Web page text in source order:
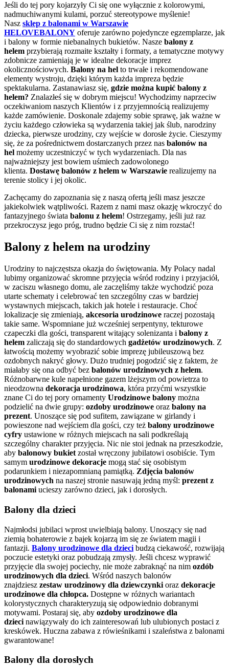
Jeśli do tej pory kojarzyły Ci się one wyłącznie z kolorowymi,
nadmuchiwanymi kulami, porzuć stereotypowe myślenie!
Nasz sklep z balonami w Warszawie
HELOVEBALONY oferuje zarówno pojedyncze egzemplarze, jak
i balony w formie niebanalnych bukietów. Nasze balony z
helem przybierają rozmaite kształty i formaty, a tematyczne motywy
zdobnicze zamieniają je w idealne dekoracje imprez
okolicznościowych. Balony na hel to trwałe i rekomendowane
elementy wystroju, dzięki którym każda impreza będzie
spektakularna. Zastanawiasz się, gdzie można kupić balony z
helem? Znalazłeś się w dobrym miejscu! Wychodzimy naprzeciw
oczekiwaniom naszych Klientów i z przyjemnością realizujemy
każde zamówienie. Doskonale zdajemy sobie sprawę, jak ważne w
życiu każdego człowieka są wydarzenia takiej jak ślub, narodziny
dziecka, pierwsze urodziny, czy wejście w dorosłe życie. Cieszymy
się, że za pośrednictwem dostarczanych przez nas balonów na
hel możemy uczestniczyć w tych wydarzeniach. Dla nas
najważniejszy jest bowiem uśmiech zadowolonego
klienta. Dostawę balonów z helem w Warszawie realizujemy na
terenie stolicy i jej okolic.
Zachęcamy do zapoznania się z naszą ofertą jeśli masz jeszcze
jakiekolwiek wątpliwości. Razem z nami masz okazję wkroczyć do
fantazyjnego świata balonu z helem! Ostrzegamy, jeśli już raz
przekroczysz jego próg, trudno będzie Ci się z nim rozstać!
Balony z helem na urodziny
Urodziny to najczęstsza okazja do świętowania. My Polacy nadal
lubimy organizować skromne przyjęcia wśród rodziny i przyjaciół,
w zaciszu własnego domu, ale zaczęliśmy także wychodzić poza
utarte schematy i celebrować ten szczególny czas w bardziej
wystawnych miejscach, takich jak hotele i restauracje. Choć
lokalizacje się zmieniają, akcesoria urodzinowe raczej pozostają
takie same. Wspomniane już wcześniej serpentyny, tekturowe
czapeczki dla gości, transparent witający solenizanta i balony z
helem zaliczają się do standardowych gadżetów urodzinowych. Z
łatwością możemy wyobrazić sobie imprezę jubileuszową bez
ozdobnych nakryć głowy. Dużo trudniej pogodzić się z faktem, że
miałaby się ona odbyć bez balonów urodzinowych z helem.
Różnobarwne kule napełnione gazem lżejszym od powietrza to
nieodzowna dekoracja urodzinowa, która przyćmi wszystkie
znane Ci do tej pory ornamenty Urodzinowe balony można
podzielić na dwie grupy: ozdoby urodzinowe oraz balony na
prezent. Unoszące się pod sufitem, zawiązane w girlandy i
powieszone nad wejściem dla gości, czy też balony urodzinowe
cyfry ustawione w różnych miejscach na sali podkreślają
szczególny charakter przyjęcia. Nic nie stoi jednak na przeszkodzie,
aby balonowy bukiet został wręczony jubilatowi osobiście. Tym
samym urodzinowe dekoracje mogą stać się osobistym
podarunkiem i niezapomnianą pamiątką. Zdjęcia balonów
urodzinowych na naszej stronie nasuwają jedną myśl: prezent z
balonami ucieszy zarówno dzieci, jak i dorosłych.
Balony dla dzieci
Najmłodsi jubilaci wprost uwielbiają balony. Unoszący się nad
ziemią bohaterowie z bajek kojarzą im się ze światem magii i
fantazji. Balony urodzinowe dla dzieci budzą ciekawość, rozwijają
poczucie estetyki oraz pobudzają zmysły. Jeśli chcesz wyprawić
przyjęcie dla swojej pociechy, nie może zabraknąć na nim ozdób
urodzinowych dla dzieci. Wśród naszych balonów
znajdziesz zestaw urodzinowy dla dziewczynki oraz dekoracje
urodzinowe dla chłopca. Dostępne w różnych wariantach
kolorystycznych charakteryzują się odpowiednio dobranymi
motywami. Postaraj się, aby ozdoby urodzinowe dla
dzieci nawiązywały do ich zainteresowań lub ulubionych postaci z
kreskówek. Huczna zabawa z rówieśnikami i szaleństwa z balonami
gwarantowane!
Balony dla dorosłych